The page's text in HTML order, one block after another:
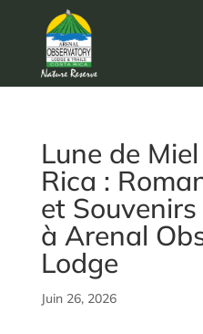
Lune de
Rica :
et
à Arenal
Lodge
Juin 26, 2026